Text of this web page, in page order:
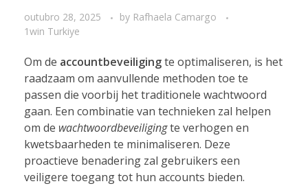
outubro 28, 2025 by Rafhaela Camargo
1win Turkiye
Om de accountbeveiligingte optimaliseren, is het
raadzaam om aanvullende methoden toe te
passen die voorbij het traditionele wachtwoord
gaan. Een combinatie van technieken zal helpen
om de wachtwoordbeveiligingte verhogen en
kwetsbaarheden te minimaliseren. Deze
proactieve benadering zal gebruikers een
veiligere toegang tot hun accounts bieden.